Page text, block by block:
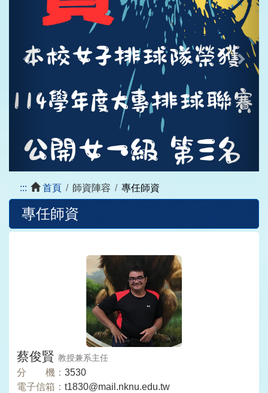
::: 首頁 師資陣容 專任師資
專任師資
蔡俊賢 教授兼系主任
分 機： 3530
電子信箱： t1830@mail.nknu.edu.tw